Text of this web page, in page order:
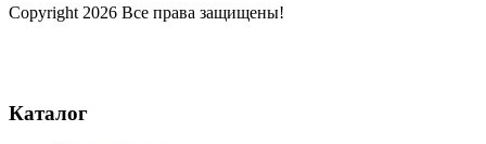
Copyright 2026 Все права защищены!
Каталог